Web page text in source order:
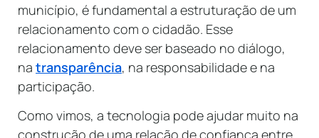
município, é fundamental a estruturação de um
relacionamento com o cidadão. Esse
relacionamento deve ser baseado no diálogo,
na transparência, na responsabilidade e na
participação.
Como vimos, a tecnologia pode ajudar muito na
construção de uma relação de confiança entre